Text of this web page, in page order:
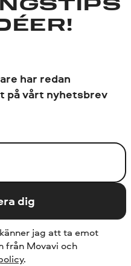
har redan
på vårt nyhetsbrev
dig
jag att ta emot
från Movavi och
.